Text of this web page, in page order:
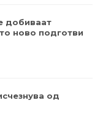
добиваат
ново подготви
од